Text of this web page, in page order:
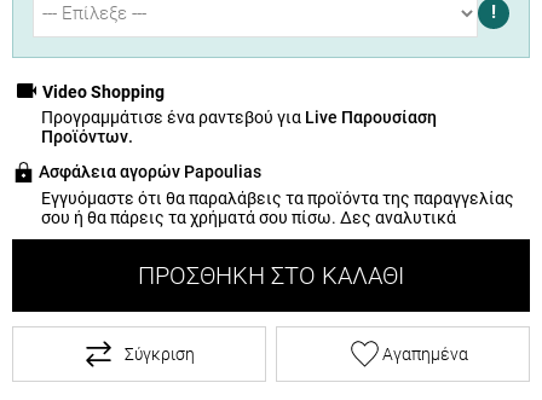
!
Video Shopping
Προγραμμάτισε ένα ραντεβού για Live Παρουσίαση
Προϊόντων.
Ασφάλεια αγορών Papoulias
Εγγυόμαστε ότι θα παραλάβεις τα προϊόντα της παραγγελίας
σου ή θα πάρεις τα χρήματά σου πίσω. Δες αναλυτικά
ΠΡΟΣΘΉΚΗ ΣΤΟ ΚΑΛΆΘΙ
Σύγκριση Αγαπημένα